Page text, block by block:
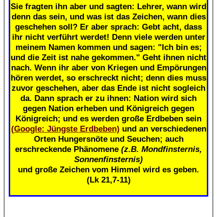
Sie fragten ihn aber und sagten: Lehrer, wann wird
denn das sein, und was ist das Zeichen, wann dies
geschehen soll? Er aber sprach: Gebt acht, dass
ihr nicht verführt werdet! Denn viele werden unter
meinem Namen kommen und sagen: "Ich bin es;
und die Zeit ist nahe gekommen." Geht ihnen nicht
nach. Wenn ihr aber von Kriegen und Empörungen
hören werdet, so erschreckt nicht; denn dies muss
zuvor geschehen, aber das Ende ist nicht sogleich
da. Dann sprach er zu ihnen: Nation wird sich
gegen Nation erheben und Königreich gegen
Königreich; und es werden große Erdbeben sein
(Google: Jüngste Erdbeben) und an verschiedenen
Orten Hungersnöte und Seuchen; auch
erschreckende Phänomene (z.B. Mondfinsternis,
Sonnenfinsternis)
und große Zeichen vom Himmel wird es geben.
(Lk 21,7-11)